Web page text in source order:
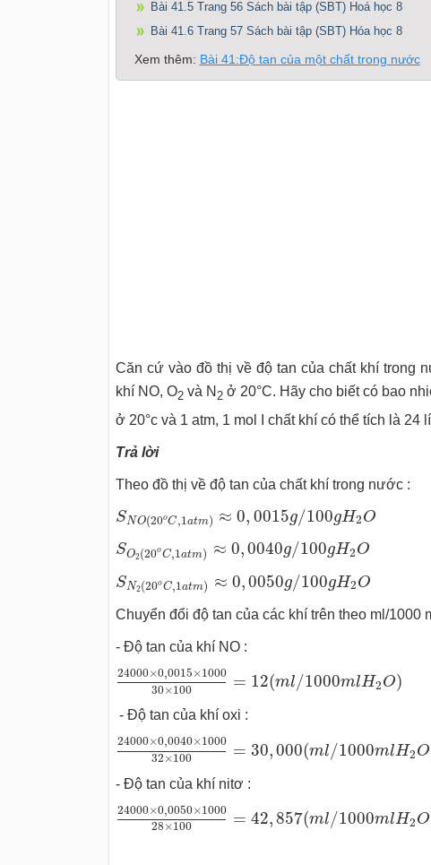
Bài 41.5 Trang 56 Sách bài tập (SBT) Hoá học 8
Bài 41.6 Trang 57 Sách bài tập (SBT) Hóa học 8
Xem thêm: Bài 41:Độ tan của một chất trong nước
Căn cứ vào đồ thị về độ tan của chất khí
khí NO, O2và N 2 ở 20°C. Hãy cho biết có bao
ở 20°c và 1 atm, 1 mol I chất khí có thể tích là
Trả lời
Theo đồ thị về độ tan của chất khí trong nước :
SNO(20oC,1atm) ≈ 0, 0015g/100gH2O
SN m) ≈0,0015g/100g H
SO2(20oC,1atm) ≈ 0,0040g/100gH2O
SO m ≈0 ,0040 g/100 gH
SN2(20oC,1atm) ≈ 0,0050g/100gH2O
SN m) ≈0,0050 g/100 gH
Chuyển đổi độ tan của các khí trên theo ml/1000
- Độ tan của khí NO :
24000×0,0015×1000
30×100 = 12(ml/1000mlH2O)
24000×0,0015
- Độ tan của khí oxi :
24000×0,0040×1000
32×100 = 30, 000(ml/1000mlH2O
24000×0,0040
- Độ tan của khí nitơ :
24000×0,0050×1000
28×100 = 42, 857(ml/1000mlH2O
24000×0,0050